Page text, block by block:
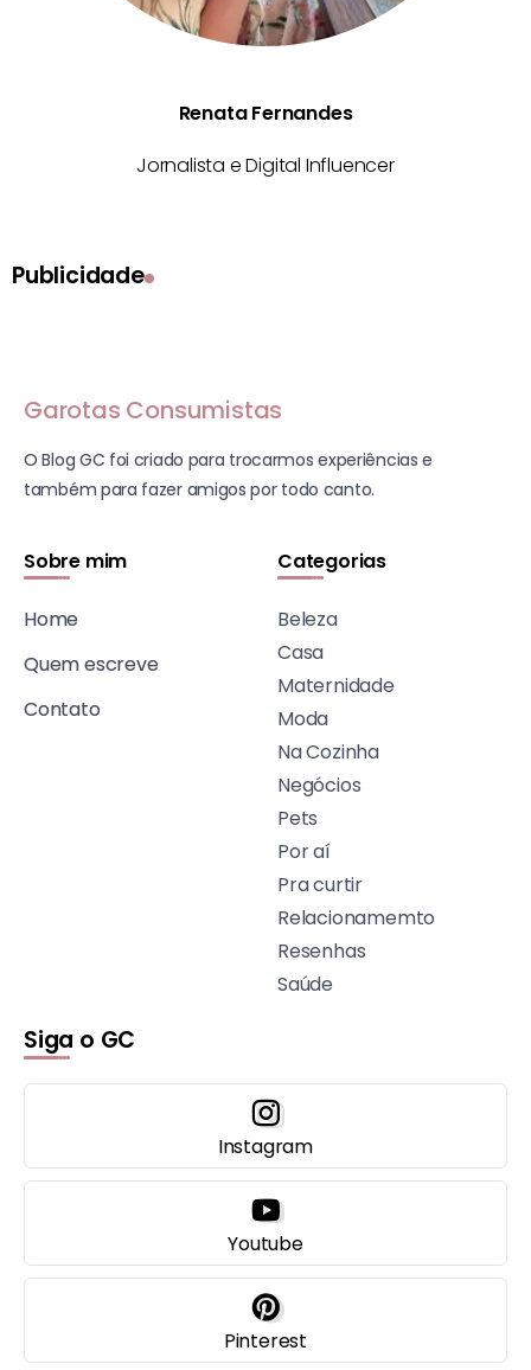
Renata Fernandes
Jornalista e Digital Influencer
Publicidade
Garotas Consumistas
O Blog GC foi criado para trocarmos experiências e
também para fazer amigos por todo canto.
Sobre mim
Home
Quem escreve
Contato
Categorias
Beleza
Casa
Maternidade
Moda
Na Cozinha
Negócios
Pets
Por aí
Pra curtir
Relacionamemto
Resenhas
Saúde
Siga o GC
Instagram
Youtube
Pinterest